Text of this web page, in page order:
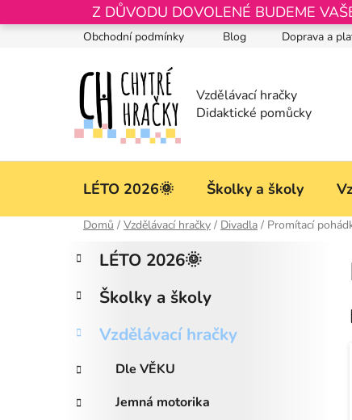
na
Z DŮVODU DOVOLENÉ BUDEME
Obchodní podmínky Blog Doprava a
LÉTO 2026🌞 Školky a školy
Domů / Vzdělávací hračky / Divadla / Promítací
P
s
r
n
n
Přeskočit
kategorie
K
a
e
o
i
LÉTO 2026🌞
Školky a školy
Vzdělávací hračky
Dle VĚKU
Jemná motorika